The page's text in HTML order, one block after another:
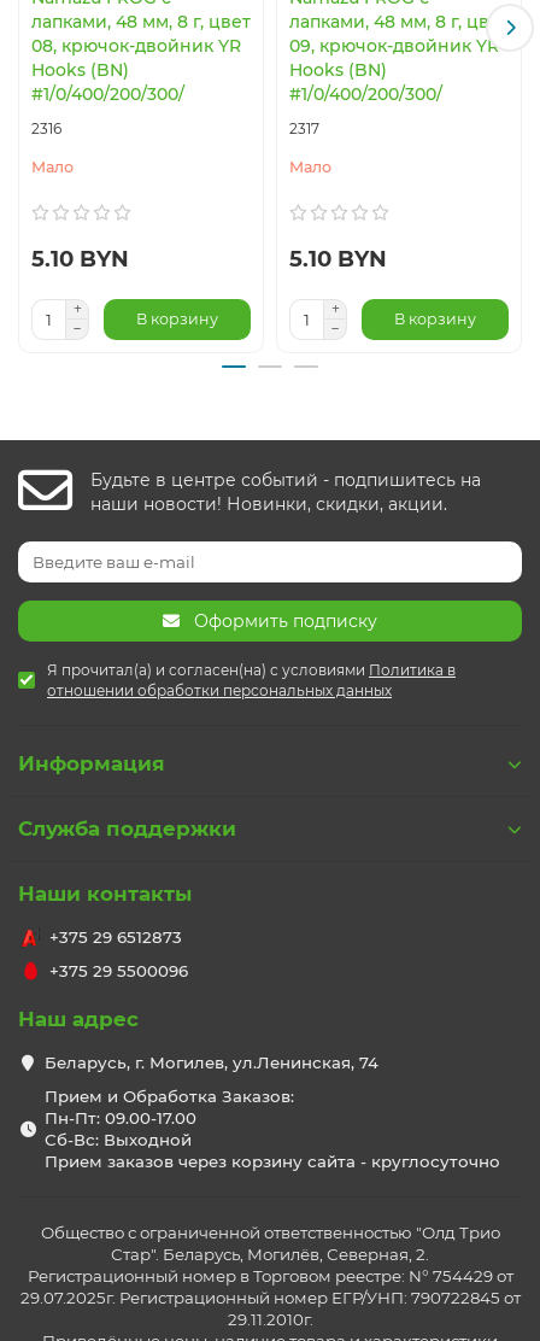
лапками, 48 мм, 8 г, цвет
08, крючок-двойник YR
Hooks (BN)
#1/0/400/200/300/
2316
Мало
5.10 BYN
В корзину
лапками, 48 мм, 8 г, цвет
09, крючок-двойник YR
Hooks (BN)
#1/0/400/200/300/
2317
Мало
5.10 BYN
В корзину
Будьте в центре событий - подпишитесь на
наши новости! Новинки, скидки, акции.
Оформить подписку
Я прочитал(а) и согласен(на) с условиями Политика в
отношении обработки персональных данных
Информация
Служба поддержки
Наши контакты
+375 29 6512873
+375 29 5500096
Наш адрес
Беларусь, г. Могилев, ул.Ленинская, 74
Прием и Обработка Заказов:
Пн-Пт: 09.00-17.00
Сб-Вс: Выходной
Прием заказов через корзину сайта - круглосуточно
Общество с ограниченной ответственностью "Олд Трио
Стар". Беларусь, Могилёв, Северная, 2.
Регистрационный номер в Торговом реестре: N° 754429 от
29.07.2025г. Регистрационный номер ЕГР/УНП: 790722845 от
29.11.2010г.